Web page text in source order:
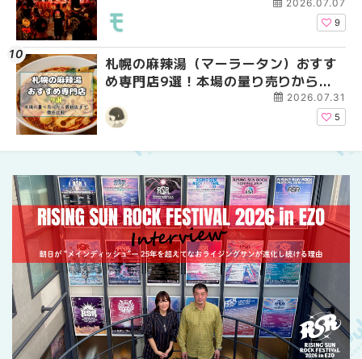
2026.07.07
9
札幌の麻辣湯（マーラータン）おすす
め専門店9選！本場の量り売りから最
新店まで徹底比較 | MouLa
HOKKAIDO
2026.07.31
5
2026年夏 恵庭市・千
イベントまとめ |
ーパーラウンジアネッ
介！！ | MouLa
2026年夏 札幌市南区
ントまとめ | MouLa